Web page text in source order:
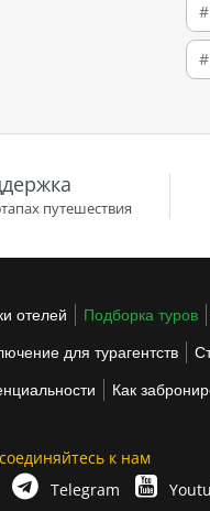
путешествия
отелей Подборка туров
для турагентств
Как
к нам
Telegram